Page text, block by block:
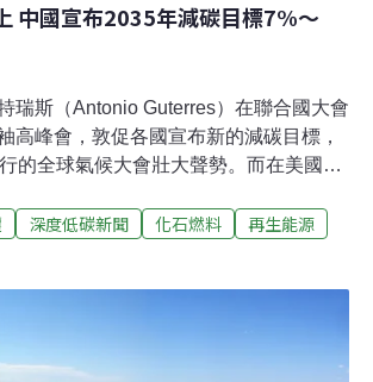
中國宣布2035年減碳目標7%～
瑞斯（Antonio Guterres）在聯合國大會
高峰會，敦促各國宣布新的減碳目標，
的全球氣候大會壯大聲勢。而在美國總
第二天，中國公布了減緩全球暖化的減
碳目標期限將至 川普至聯大演說本週，
的最後期限。根據2015年的《巴黎協
五年透過國家自訂貢獻（NDC）來更新
深度低碳新聞 化石燃料
再生能源